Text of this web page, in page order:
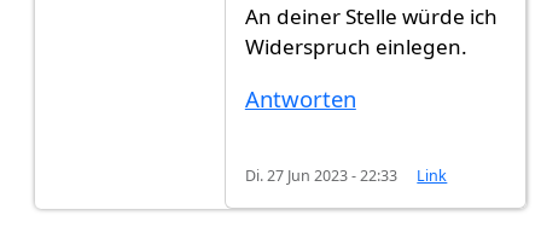
An deiner Stelle würde ich
Widerspruch einlegen.
Antworten
Di. 27 Jun 2023 - 22:33 Link